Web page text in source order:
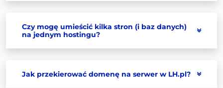
Czy mogę umieścić kilka stron (i baz danych)
na jednym hostingu?
Jak przekierować domenę na serwer w LH.pl?